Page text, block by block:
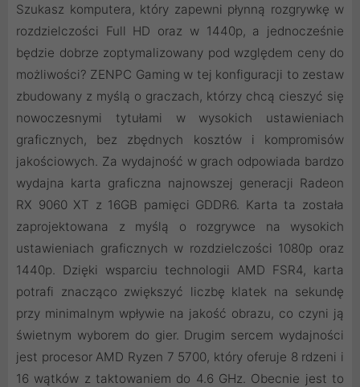
Szukasz komputera, który zapewni płynną rozgrywkę w
rozdzielczości Full HD oraz w 1440p, a jednocześnie
będzie dobrze zoptymalizowany pod względem ceny do
możliwości? ZENPC Gaming w tej konfiguracji to zestaw
zbudowany z myślą o graczach, którzy chcą cieszyć się
nowoczesnymi tytułami w wysokich ustawieniach
graficznych, bez zbędnych kosztów i kompromisów
jakościowych. Za wydajność w grach odpowiada bardzo
wydajna karta graficzna najnowszej generacji Radeon
RX 9060 XT z 16GB pamięci GDDR6. Karta ta została
zaprojektowana z myślą o rozgrywce na wysokich
ustawieniach graficznych w rozdzielczości 1080p oraz
1440p. Dzięki wsparciu technologii AMD FSR4, karta
potrafi znacząco zwiększyć liczbę klatek na sekundę
przy minimalnym wpływie na jakość obrazu, co czyni ją
świetnym wyborem do gier. Drugim sercem wydajności
jest procesor AMD Ryzen 7 5700, który oferuje 8 rdzeni i
16 wątków z taktowaniem do 4.6 GHz. Obecnie jest to